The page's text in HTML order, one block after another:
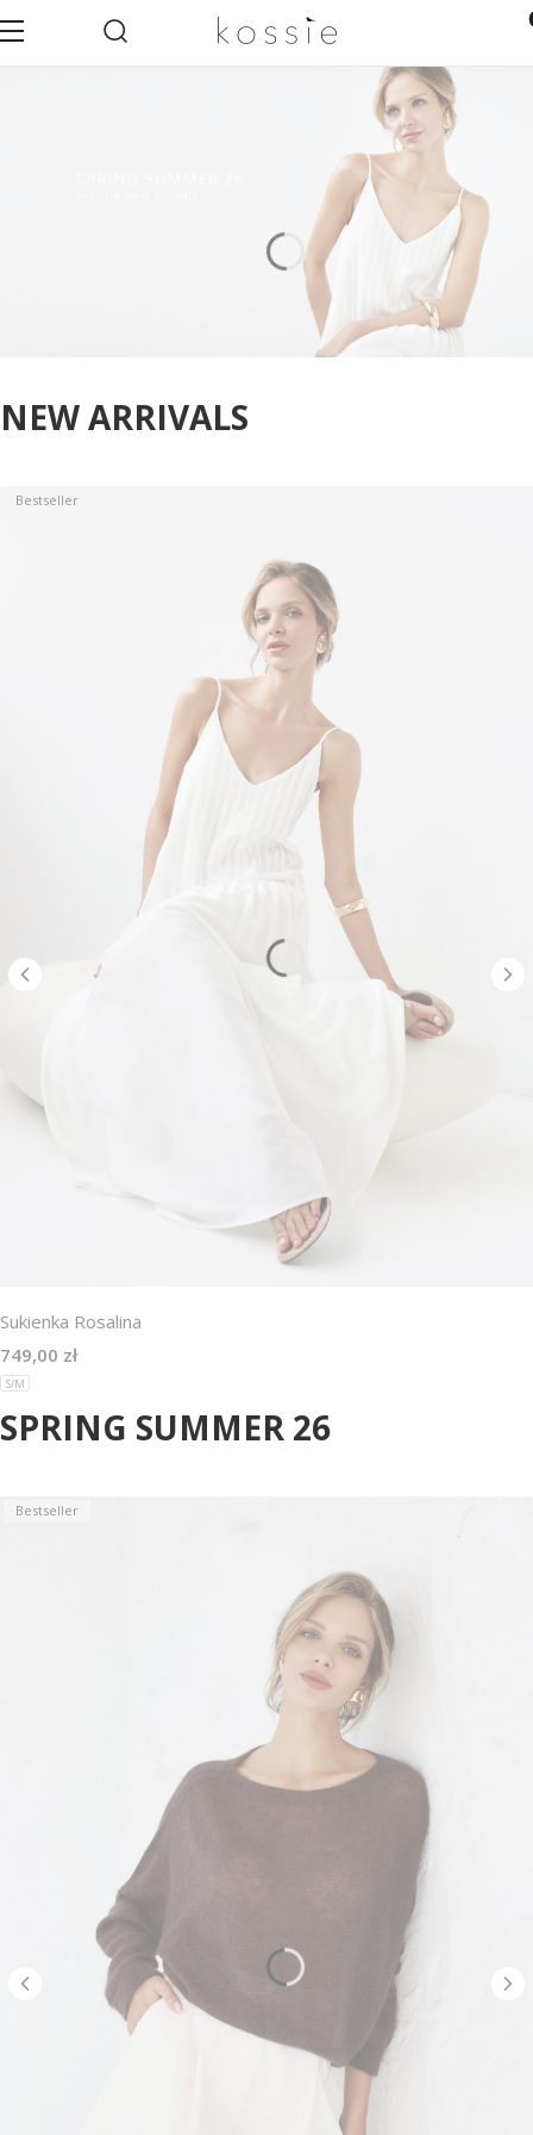
Menu Otwórz wyszukiwarkę
Szukaj
NEW ARRIVALS
Bestseller
Sukienka Rosalina
Cena
749,00 zł
S/M
SPRING SUMMER 26
Bestseller